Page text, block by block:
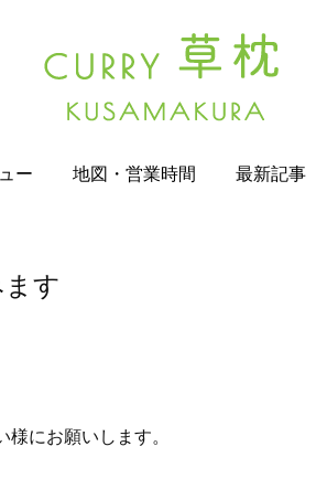
ー 地図・営業時間 最新記事
す
にお願いします。